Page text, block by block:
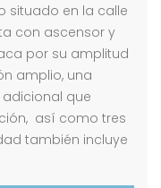
situado en la calle
con ascensor y
por su amplitud
amplio, una
que
así como tres
también incluye